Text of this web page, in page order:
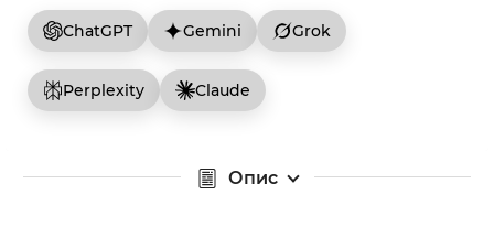
ChatGPT Gemini Grok
Perplexity Claude
Опис